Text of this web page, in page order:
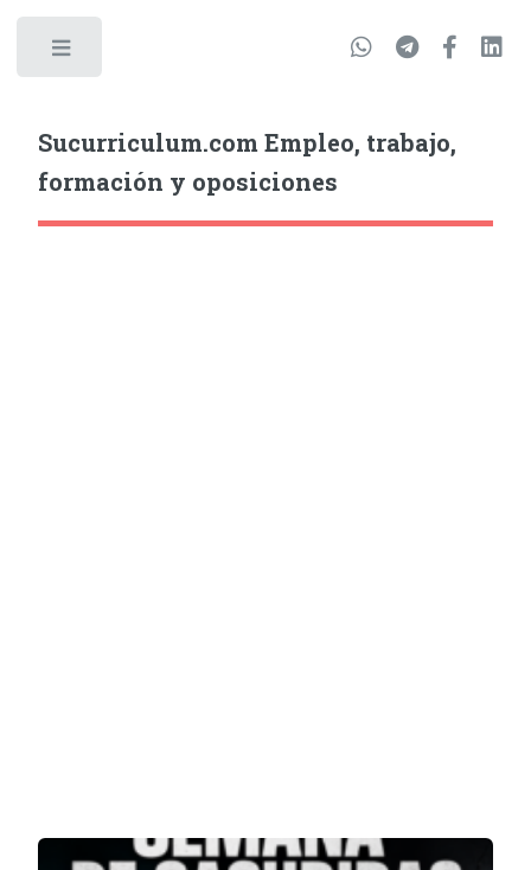
Sucurriculum.com Empleo, trabajo,
formación y oposiciones